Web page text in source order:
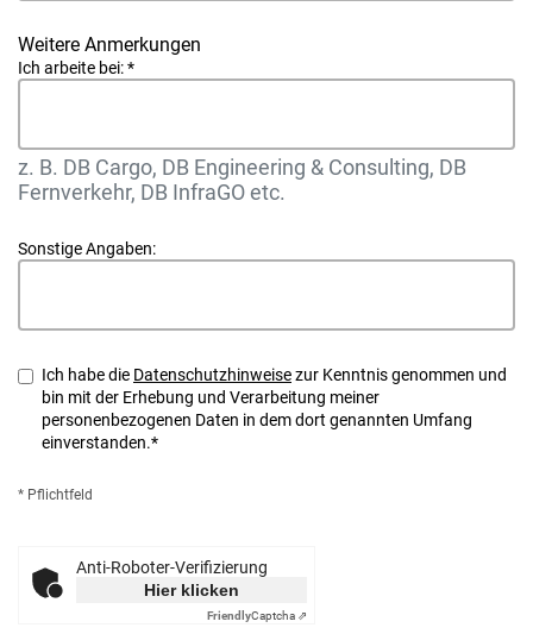
Weitere Anmerkungen
Ich arbeite bei:*
z. B. DB Cargo, DB Engineering & Consulting, DB
Fernverkehr, DB InfraGO etc.
Sonstige Angaben:
Ich habe die Datenschutzhinweisezur Kenntnis genommen und
bin mit der Erhebung und Verarbeitung meiner
personenbezogenen Daten in dem dort genannten Umfang
einverstanden.*
* Pflichtfeld
Anti-Roboter-Verifizierung
Hier klicken
FriendlyCaptcha ⇗